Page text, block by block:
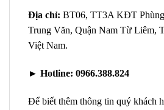
Địa chỉ: BT06, TT3A KĐT
Trung Văn, Quận Nam Từ Liêm,
Việt Nam.
► Hotline: 0966.388.824
Để biết thêm thông tin quý khách